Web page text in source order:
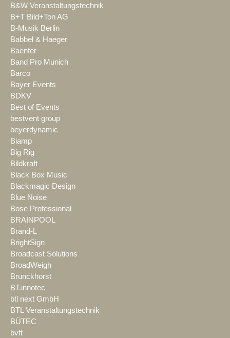
B&W Veranstaltungstechnik
B+T Bild+Ton AG
B-Musik Berlin
Babbel & Haeger
Baenfer
Band Pro Munich
Barco
Bayer Events
BDKV
Best of Events
bestvent group
beyerdynamic
Biamp
Big Rig
Bildkraft
Black Box Music
Blackmagic Design
Blue Noise
Bose Professional
BRAINPOOL
Brand-L
BrightSign
Broadcast Solutions
BroadWeigh
Brunckhorst
BT.innotec
btl next GmbH
BTL Veranstaltungstechnik
BÜTEC
bvft